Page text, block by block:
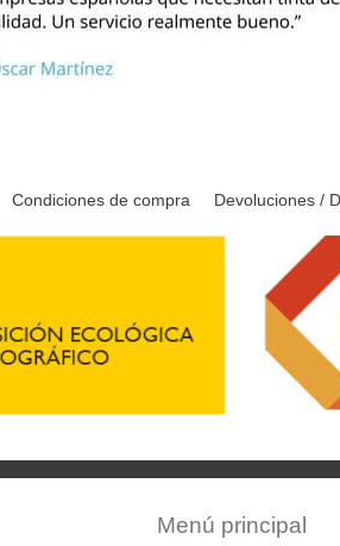
Condiciones de compra Devoluciones /
Menú principal